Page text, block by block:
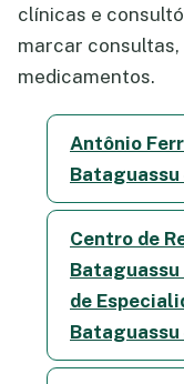
clínicas e
marcar
medicamentos.
Antônio
Bataguassu
Centro de
Bataguassu
de
Bataguassu